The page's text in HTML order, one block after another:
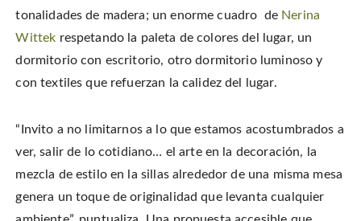
tonalidades de madera; un enorme cuadro de Nerina
Wittek respetando la paleta de colores del lugar, un
dormitorio con escritorio, otro dormitorio luminoso y
con textiles que refuerzan la calidez del lugar.
“Invito a no limitarnos a lo que estamos acostumbrados a
ver, salir de lo cotidiano… el arte en la decoración, la
mezcla de estilo en la sillas alrededor de una misma mesa
genera un toque de originalidad que levanta cualquier